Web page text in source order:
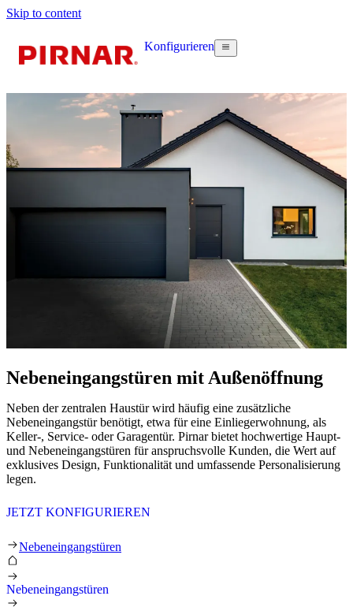
Skip to content
Konfigurieren
Nebeneingangstüren mit Außenöffnung
Neben der zentralen Haustür wird häufig eine zusätzliche
Nebeneingangstür benötigt, etwa für eine Einliegerwohnung, als
Keller‑, Service‑ oder Garagentür. Pirnar bietet hochwertige Haupt‑
und Nebeneingangstüren für anspruchsvolle Kunden, die Wert auf
exklusives Design, Funktionalität und umfassende Personalisierung
legen.
JETZT KONFIGURIEREN
Nebeneingangstüren nach außen öffnend
Nebeneingangstüren
Nebeneingangstüren